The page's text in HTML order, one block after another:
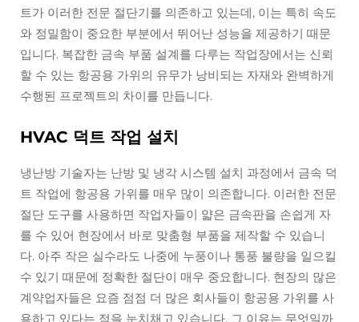
트가 이러한 전문 절단기를 의존하고 있는데, 이는 특히 속도
와 정밀함이 중요한 부분에서 뛰어난 성능을 제공하기 때문
입니다. 복잡한 금속 부품 설계를 다루는 작업장에서는 신뢰
할 수 있는 항공용 가위의 유무가 낭비되는 자재와 완벽하게
수행된 프로젝트의 차이를 만듭니다.
HVAC 덕트 작업 설치
냉난방 기술자는 난방 및 냉각 시스템 설치 과정에서 금속 덕
트 작업에 항공용 가위를 매우 많이 의존합니다. 이러한 전문
절단 도구를 사용하면 작업자들이 얇은 금속판을 손쉽게 자
를 수 있어 현장에서 바로 맞춤형 부품을 제작할 수 있습니
다. 아주 작은 실수라도 나중에 누풍이나 통풍 불량을 일으킬
수 있기 때문에 정확한 절단이 매우 중요합니다. 현장의 많은
계약업자들은 요즘 점점 더 많은 회사들이 항공용 가위를 사
용하고 있다는 점을 눈치채고 있습니다. 그 이유는 무엇일까